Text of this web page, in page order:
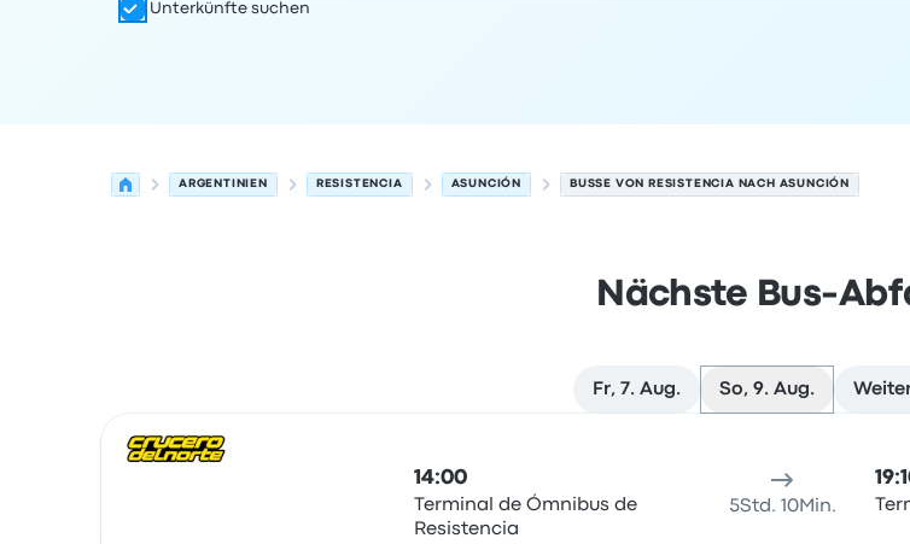
Unterkünfte suchen
ARGENTINIEN RESISTENCIA ASUNCIÓN BUSSE VON RESISTENCIA NACH ASUNCIÓN
Nächste Bus-
Fr, 7. Aug. So, 9. Aug.
14:00
Terminal de Ómnibus de
Resistencia
5Std. 10Min.